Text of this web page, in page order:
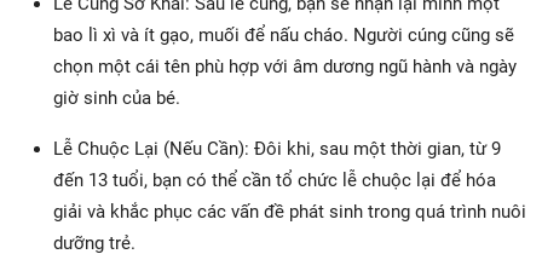
bao lì xì và ít gạo, muối để nấu cháo. Người cúng cũng sẽ
chọn một cái tên phù hợp với âm dương ngũ hành và ngày
giờ sinh của bé.
Lễ Chuộc Lại (Nếu Cần): Đôi khi, sau một thời gian, từ 9
đến 13 tuổi, bạn có thể cần tổ chức lễ chuộc lại để hóa
giải và khắc phục các vấn đề phát sinh trong quá trình nuôi
dưỡng trẻ.